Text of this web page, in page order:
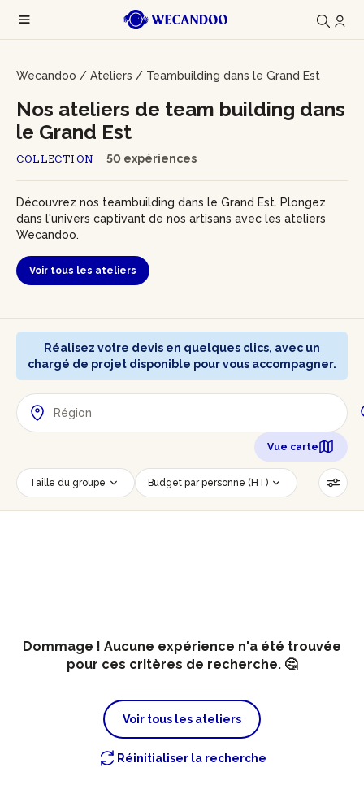
Wecandoo / Ateliers / Teambuilding dans le Grand Est
COLLECTION 50 expériences
Nos ateliers de team building dans
le Grand Est
Découvrez nos teambuilding dans le Grand Est. Plongez
dans l'univers captivant de nos artisans avec les ateliers
Wecandoo.
Voir tous les ateliers
Réalisez votre devis en quelques clics, avec un
chargé de projet disponible pour vous accompagner.
Vue carte
Taille du groupe Budget par personne (HT)
Lieu de l'évènement Savoir-faire
Dommage ! Aucune expérience n'a été trouvée
pour ces critères de recherche. 🤔
Voir tous les ateliers
Réinitialiser la recherche